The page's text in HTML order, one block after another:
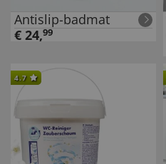
Antislip-badmat
€ 24,99
4.7